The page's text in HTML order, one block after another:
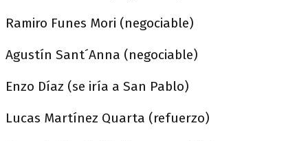
Ramiro Funes Mori (negociable)
Agustín Sant´Anna (negociable)
Enzo Díaz (se iría a San Pablo)
Lucas Martínez Quarta (refuerzo)